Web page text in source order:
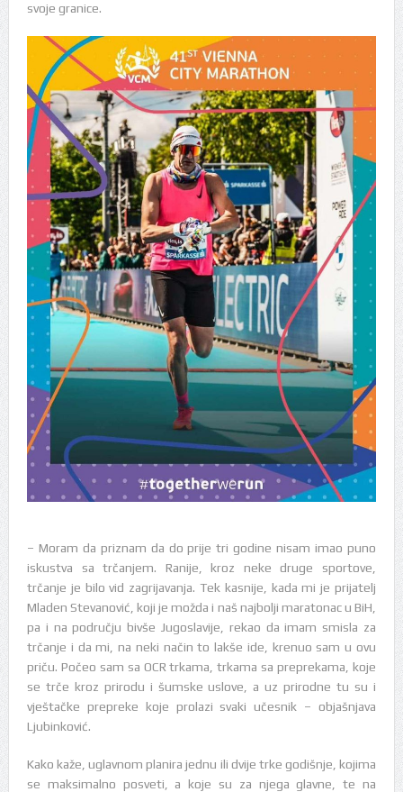
svoje granice.
– Moram da priznam da do prije tri godine nisam imao puno
iskustva sa trčanjem. Ranije, kroz neke druge sportove,
trčanje je bilo vid zagrijavanja. Tek kasnije, kada mi je prijatelj
Mladen Stevanović, koji je možda i naš najbolji maratonac u BiH,
pa i na području bivše Jugoslavije, rekao da imam smisla za
trčanje i da mi, na neki način to lakše ide, krenuo sam u ovu
priču. Počeo sam sa OCR trkama, trkama sa preprekama, koje
se trče kroz prirodu i šumske uslove, a uz prirodne tu su i
vještačke prepreke koje prolazi svaki učesnik – objašnjava
Ljubinković.
Kako kaže, uglavnom planira jednu ili dvije trke godišnje, kojima
se maksimalno posveti, a koje su za njega glavne, te na